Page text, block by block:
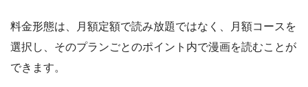
料金形態は、月額定額で読み放題ではなく、月額コースを
選択し、そのプランごとのポイント内で漫画を読むことが
できます。